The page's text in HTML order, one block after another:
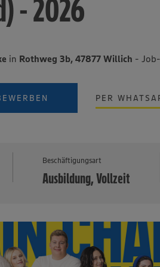
- 2026
in Rothweg 3b, 47877 Willich -
PER
Beschäftigungsart
Ausbildung, Vollzeit